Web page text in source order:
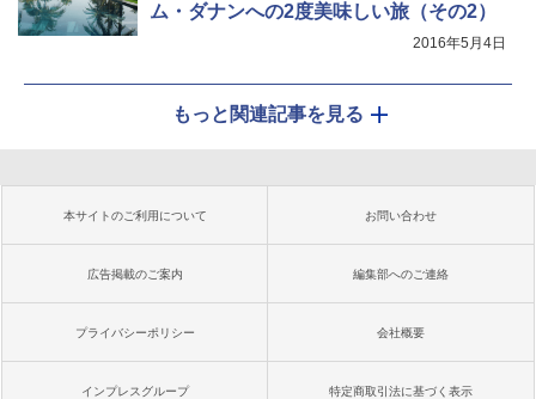
ム・ダナンへの2度美味しい旅（その2）
2016年5月4日
もっと関連記事を見る
本サイトのご利用について お問い合わせ
広告掲載のご案内 編集部へのご連絡
プライバシーポリシー 会社概要
インプレスグループ 特定商取引法に基づく表示